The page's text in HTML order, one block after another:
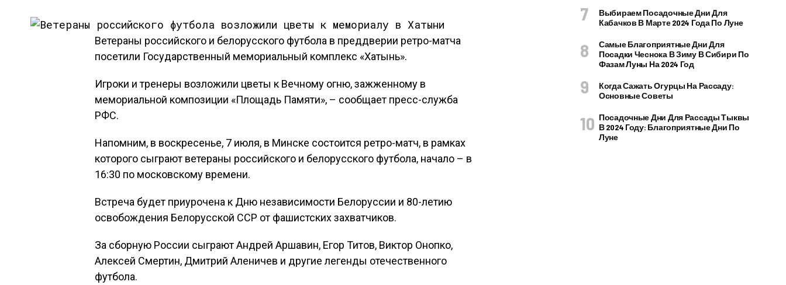
Ветераны российского и белорусского футбола в преддверии ретро-матча
посетили Государственный мемориальный комплекс «Хатынь».
Игроки и тренеры возложили цветы к Вечному огню, зажженному в
мемориальной композиции «Площадь Памяти», – сообщает пресс-служба
РФС.
Напомним, в воскресенье, 7 июля, в Минске состоится ретро-матч, в рамках
которого сыграют ветераны российского и белорусского футбола, начало – в
16:30 по московскому времени.
Встреча будет приурочена к Дню независимости Белоруссии и 80-летию
освобождения Белорусской ССР от фашистских захватчиков.
За сборную России сыграют Андрей Аршавин, Егор Титов, Виктор Онопко,
Алексей Смертин, Дмитрий Аленичев и другие легенды отечественного
футбола.
Выбираем Посадочные Дни Для
Кабачков В Марте 2024 Года По Луне
Самые Благоприятные Дни Для
Посадки Чеснока В Зиму В Сибири По
Фазам Луны На 2024 Год
Когда Сажать Огурцы На Рассаду:
Основные Советы
Посадочные Дни Для Рассады Тыквы
В 2024 Году: Благоприятные Дни По
Луне